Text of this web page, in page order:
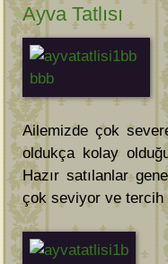
Ayva Tatlısı
Ailemizde çok
oldukça kolay
Hazır satılanlar
çok seviyor ve tercih